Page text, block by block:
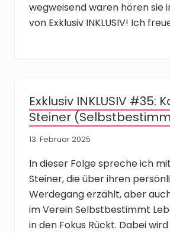
wegweisend waren hören sie
von Exklusiv INKLUSIV! Ich
Exklusiv INKLUSIV #35:
Steiner
13. Februar 2025
In dieser Folge spreche ich
Steiner, die über ihren
Werdegang erzählt, aber
im Verein Selbstbestimmt
in den Fokus Rückt. Dabei